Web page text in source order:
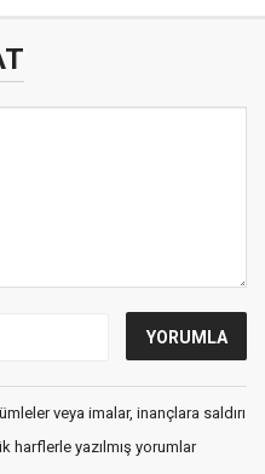
veya imalar, inançlara saldırı
harflerle yazılmış yorumlar